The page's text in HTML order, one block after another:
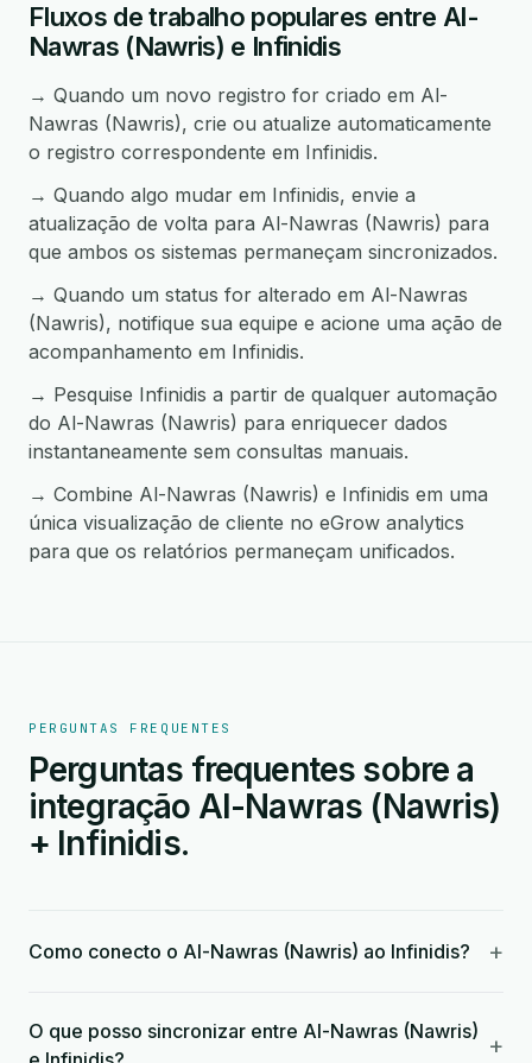
Fluxos de trabalho populares entre Al-
Nawras (Nawris) e Infinidis
→ Quando um novo registro for criado em Al-
Nawras (Nawris), crie ou atualize automaticamente
o registro correspondente em Infinidis.
→ Quando algo mudar em Infinidis, envie a
atualização de volta para Al-Nawras (Nawris) para
que ambos os sistemas permaneçam sincronizados.
→ Quando um status for alterado em Al-Nawras
(Nawris), notifique sua equipe e acione uma ação de
acompanhamento em Infinidis.
→ Pesquise Infinidis a partir de qualquer automação
do Al-Nawras (Nawris) para enriquecer dados
instantaneamente sem consultas manuais.
→ Combine Al-Nawras (Nawris) e Infinidis em uma
única visualização de cliente no eGrow analytics
para que os relatórios permaneçam unificados.
PERGUNTAS FREQUENTES
Perguntas frequentes sobre a
integração Al-Nawras (Nawris)
+ Infinidis.
Como conecto o Al-Nawras (Nawris) ao Infinidis? +
O que posso sincronizar entre Al-Nawras (Nawris) +